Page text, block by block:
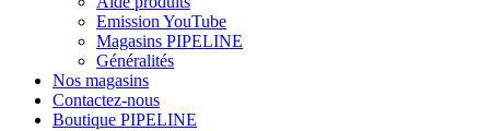
Emission YouTube
Magasins PIPELINE
Généralités
Nos magasins
Contactez-nous
Boutique PIPELINE